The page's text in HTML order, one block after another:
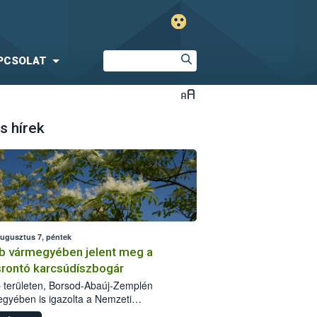
hírek
7, péntek
vármegyében jelent meg a
karcsúdíszbogár
területen, Borsod-Abaúj-Zemplén
is igazolta a Nemzeti
biztonsági Hivatal (Nébih) a